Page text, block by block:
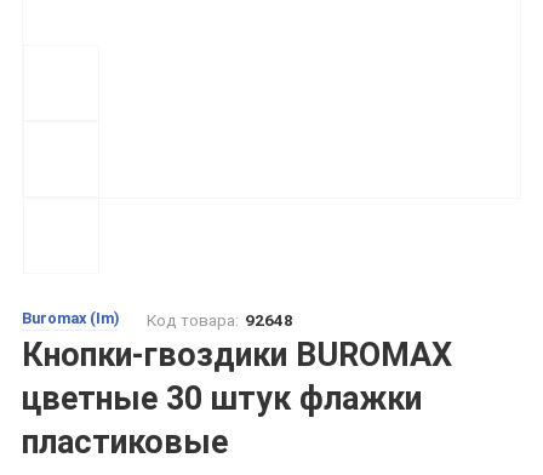
Buromax (Im) Код товара: 92648
Кнопки-гвоздики BUROMAX
цветные 30 штук флажки
пластиковые